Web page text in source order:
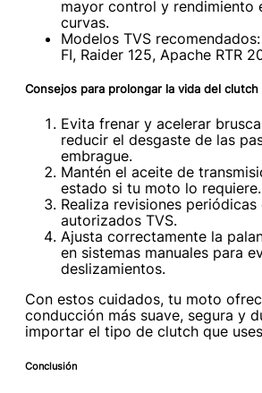
mayor control y rendimiento
curvas.
Modelos TVS
FI, Raider 125, Apache RTR
Consejos para prolongar la vida del clutch
Evita frenar y acelerar
reducir el desgaste de las
embrague.
Mantén el aceite de
estado si tu moto lo requiere.
Realiza revisiones periódicas
autorizados TVS.
Ajusta correctamente la
en sistemas manuales para
deslizamientos.
Con estos cuidados, tu moto
conducción más suave, segura y
importar el tipo de clutch que
Conclusión